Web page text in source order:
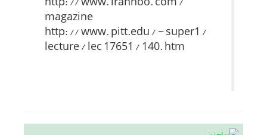
magazine
http: // www. pitt.edu / ~ super1 /
lecture / lec 17651 / 140. htm